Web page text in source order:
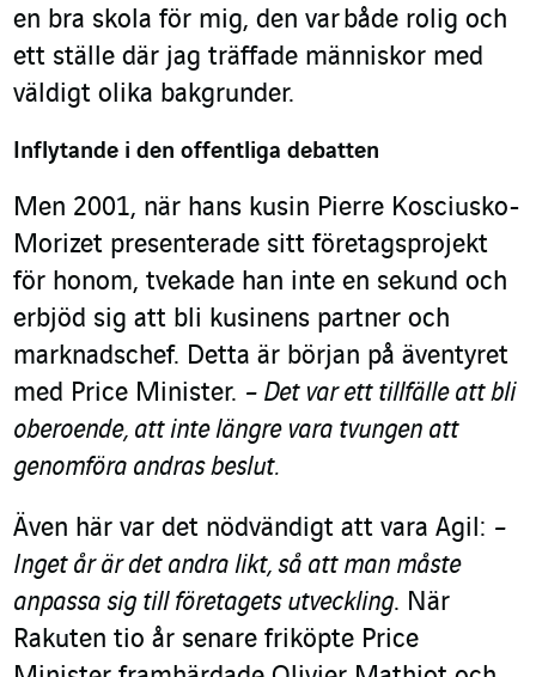
en bra skola för mig, den var både rolig och
ett ställe där jag träffade människor med
väldigt olika bakgrunder.
Inflytande i den offentliga debatten
Men 2001, när hans kusin Pierre Kosciusko-
Morizet presenterade sitt företagsprojekt
för honom, tvekade han inte en sekund och
erbjöd sig att bli kusinens partner och
marknadschef. Detta är början på äventyret
med Price Minister. – Det var ett tillfälle att bli
oberoende, att inte längre vara tvungen att
genomföra andras beslut.
Även här var det nödvändigt att vara Agil: –
Inget år är det andra likt, så att man måste
anpassa sig till företagets utveckling. När
Rakuten tio år senare friköpte Price